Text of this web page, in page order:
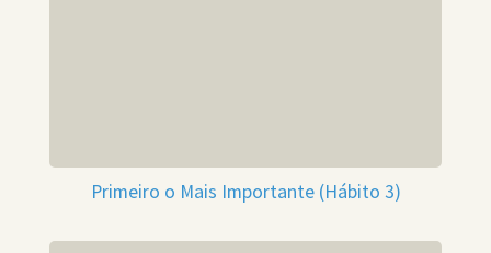
Primeiro o Mais Importante (Hábito 3)